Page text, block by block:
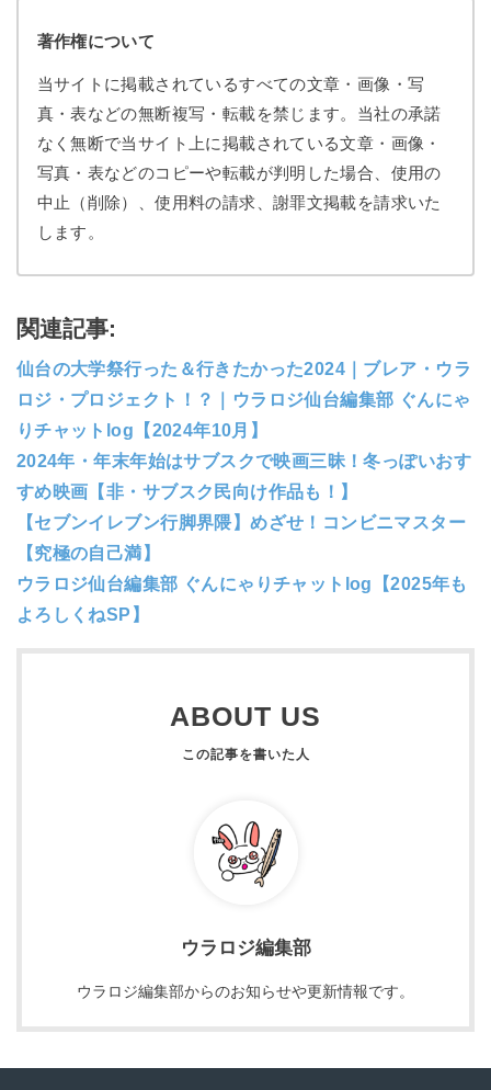
著作権について
当サイトに掲載されているすべての文章・画像・写
真・表などの無断複写・転載を禁じます。当社の承諾
なく無断で当サイト上に掲載されている文章・画像・
写真・表などのコピーや転載が判明した場合、使用の
中止（削除）、使用料の請求、謝罪文掲載を請求いた
します。
関連記事:
仙台の大学祭行った＆行きたかった2024｜ブレア・ウラ
ロジ・プロジェクト！？｜ウラロジ仙台編集部 ぐんにゃ
りチャットlog【2024年10月】
2024年・年末年始はサブスクで映画三昧！冬っぽいおす
すめ映画【非・サブスク民向け作品も！】
【セブンイレブン行脚界隈】めざせ！コンビニマスター
【究極の自己満】
ウラロジ仙台編集部 ぐんにゃりチャットlog【2025年も
よろしくねSP】
ABOUT US
ウラロジ編集部
ウラロジ編集部からのお知らせや更新情報です。